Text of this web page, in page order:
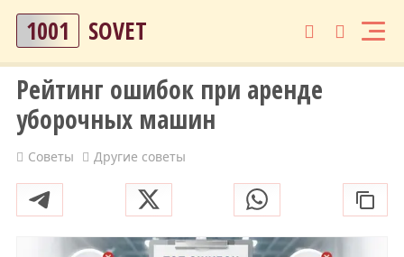
1001 SOVET
Рейтинг ошибок при аренде
уборочных машин
Советы Другие советы